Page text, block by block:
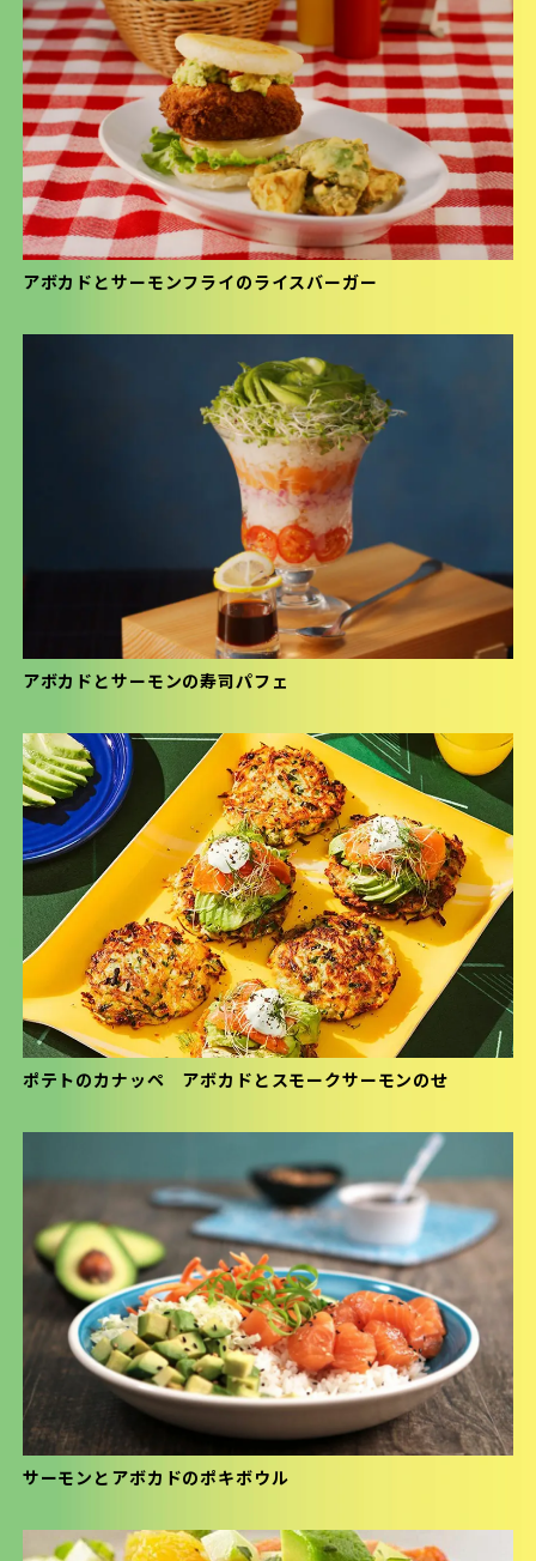
アボカドとサーモンフライのライスバーガー
アボカドとサーモンの寿司パフェ
ポテトのカナッペ アボカドとスモークサーモンのせ
サーモンとアボカドのポキボウル